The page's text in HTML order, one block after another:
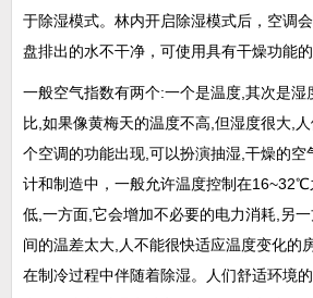
于除湿模式。林内开启除湿模式后，空调
盘排出的水不干净，可使用具有干燥功能
一般空气指数有两个:一个是温度,其次是湿
比,如果像黄梅天的温度不高,但湿度很大,
个空调的功能出现,可以扮演抽湿,干燥的空
计和制造中，一般允许温度控制在
低,一方面,它会增加不必要的电力消耗,另
间的温差太大,人不能很快适应温度变化的
在制冷过程中伴随着除湿。人们舒适环境